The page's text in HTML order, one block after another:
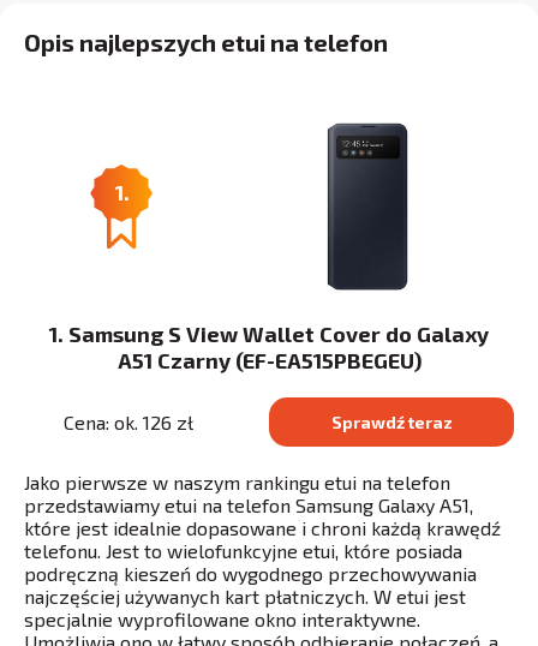
Opis najlepszych etui na telefon
1.
1. Samsung S View Wallet Cover do Galaxy
A51 Czarny (EF-EA515PBEGEU)
Cena: ok. 126 zł Sprawdź teraz
Jako pierwsze w naszym rankingu etui na telefon
przedstawiamy etui na telefon Samsung Galaxy A51,
które jest idealnie dopasowane i chroni każdą krawędź
telefonu. Jest to wielofunkcyjne etui, które posiada
podręczną kieszeń do wygodnego przechowywania
najczęściej używanych kart płatniczych. W etui jest
specjalnie wyprofilowane okno interaktywne.